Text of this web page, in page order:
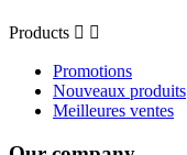
Products  
Promotions
Nouveaux produits
Meilleures ventes